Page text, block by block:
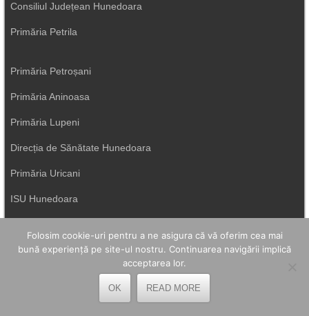
Consiliul Județean Hunedoara
Primăria Petrila
Primăria Petroșani
Primăria Aninoasa
Primăria Lupeni
Direcția de Sănătate Hunedoara
Primăria Uricani
ISU Hunedoara
Folosim cookie-uri pentru a ne asigura că vă oferim cea mai
bună experiență pe site-ul nostru. Continuarea navigării implică
acceptarea lor.
OK READ MORE